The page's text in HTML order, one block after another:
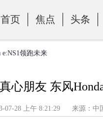
首页 焦点 头条
零部件领跑未来
心朋友 东风
07-28 上午 8:21:29 来源：